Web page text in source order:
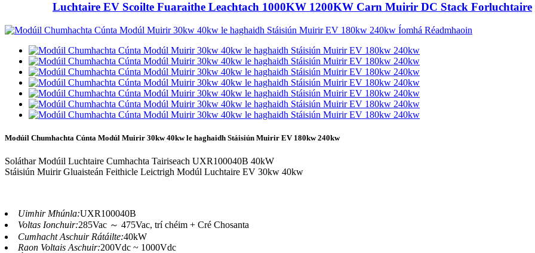
Luchtaire EV Scoilte Fuaraithe Leachtach 1000KW 1200KW Carn Muirir DC Stack Forluchtaire
Modúil Chumhachta Cúnta Modúl Muirir 30kw 40kw le haghaidh Stáisiún Muirir EV 180kw 240kw
Soláthar Modúil Luchtaire Cumhachta Tairiseach UXR100040B 40kW
Stáisiún Muirir Gluaisteán Feithicle Leictrigh Modúl Luchtaire EV 30kw 40kw
Uimhir Mhúnla:UXR100040B
Voltas Ionchuir:285Vac ～ 475Vac, trí chéim + Cré Chosanta
Cumhacht Aschuir Rátáilte:40kW
Raon Voltais Aschuir:200Vdc ~ 1000Vdc